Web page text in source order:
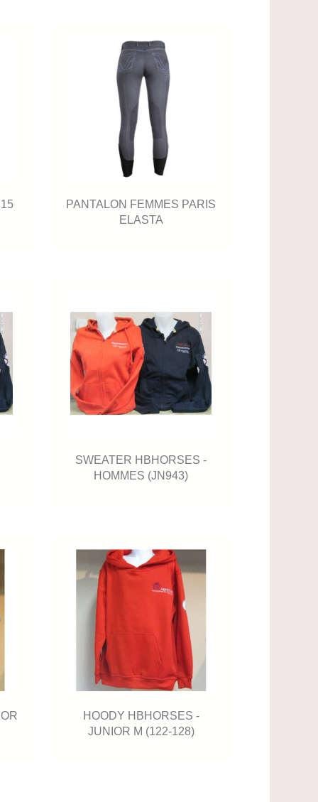
PANTALON FEMMES PARIS
ELASTA
SWEATER HBHORSES -
HOMMES (JN943)
HOODY HBHORSES -
JUNIOR M (122-128)